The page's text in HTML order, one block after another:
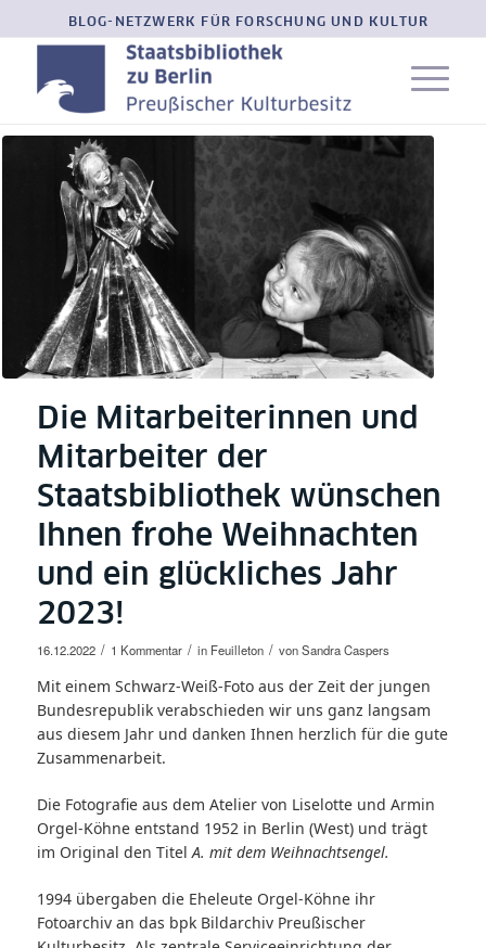
BLOG-NETZWERK FÜR FORSCHUNG UND KULTUR
Die Mitarbeiterinnen und
Mitarbeiter der
Staatsbibliothek wünschen
Ihnen frohe Weihnachten
und ein glückliches Jahr
2023!
16.12.2022 / 1 Kommentar / in Feuilleton / vonSandra Caspers
Mit einem Schwarz-Weiß-Foto aus der Zeit der jungen
Bundesrepublik verabschieden wir uns ganz langsam
aus diesem Jahr und danken Ihnen herzlich für die gute
Zusammenarbeit.
Die Fotografie aus dem Atelier von Liselotte und Armin
Orgel-Köhne entstand 1952 in Berlin (West) und trägt
im Original den Titel A. mit dem Weihnachtsengel.
1994 übergaben die Eheleute Orgel-Köhne ihr
Fotoarchiv an das bpk Bildarchiv Preußischer